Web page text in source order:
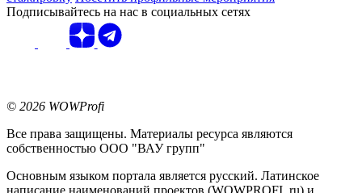
Подписывайтесь на нас в социальных сетях
© 2026 WOWProfi
Все права защищены. Материалы ресурса являются
собственностью ООО "ВАУ групп"
Основным языком портала является русский. Латинское
написание наименований проектов (WOWPROFI .ru) и